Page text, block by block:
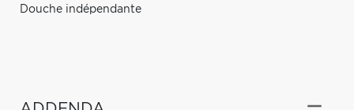
Douche indépendante